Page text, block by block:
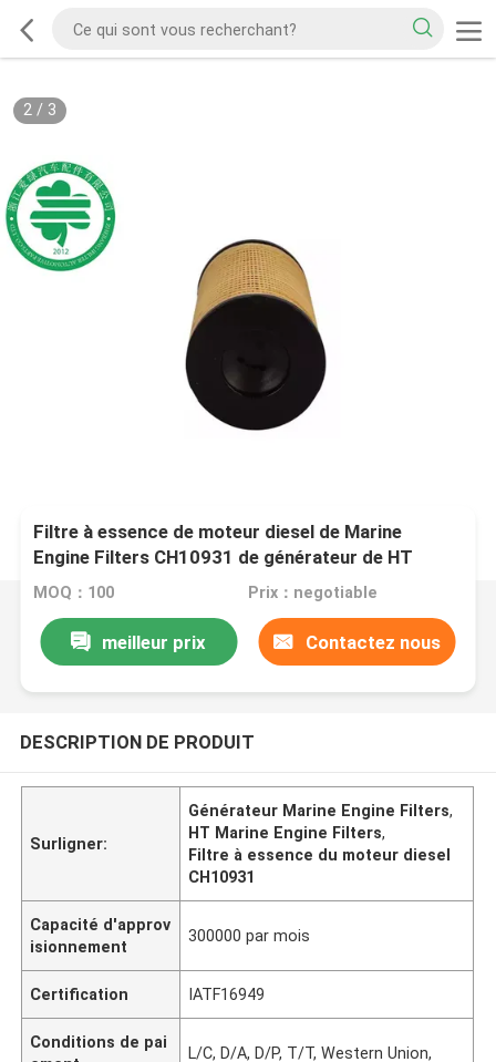
2/ 3
Filtre à essence de moteur diesel de Marine
Engine Filters CH10931 de générateur de HT
PF7900 P502479
MOQ：100 Prix：negotiable
meilleur prix Contactez nous
DESCRIPTION DE PRODUIT
Surligner:
Générateur Marine Engine Filters,
HT Marine Engine Filters,
Filtre à essence du moteur diesel
CH10931
Capacité d'approv
isionnement
300000 par mois
Certification IATF16949
Conditions de pai
L/C, D/A, D/P, T/T, Western Union,